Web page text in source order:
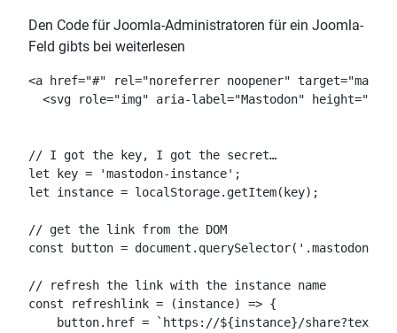
Den Code für Joomla-Administratoren für ein Joomla-
Feld gibts bei weiterlesen
<a href="#" rel="noreferrer noopener"
<svg role="img" aria-label="Mastodon"
// I got the key, I got the secret…
let key = 'mastodon-instance';
let instance = localStorage.getItem(key);
// get the link from the DOM
const button = document.querySelector('.mastodon-
// refresh the link with the instance name
const refreshlink = (instance) => {
button.href = `https://${instance}/